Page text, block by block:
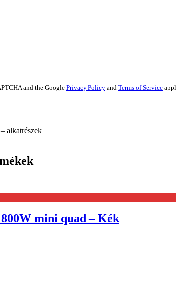
and the Google Privacy Policy and Terms of Service
alkatrészek
mini quad – Kék